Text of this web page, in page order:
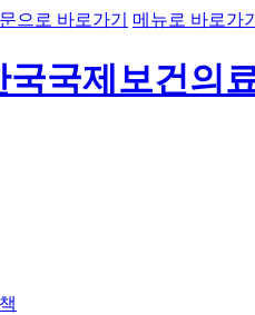
으로 바로가기 메뉴로 바로가기